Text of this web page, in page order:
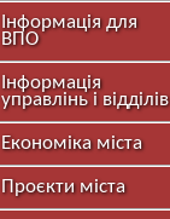
Інформація для
ВПО
Інформація
управлінь і відділів
Економіка міста
Проєкти міста